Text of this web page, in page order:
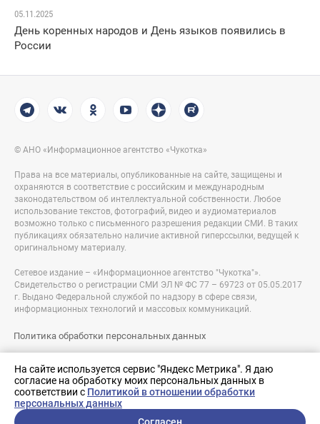
На сайте используется сервис "Яндекс Метрика". Я даю
согласие на обработку моих персональных данных в
соответствии с Политикой в отношении обработки
персональных данных
05.11.2025
День коренных народов и День языков появились в
России
© АНО «Информационное агентство «Чукотка»
Права на все материалы, опубликованные на сайте, защищены и
охраняются в соответствие с российским и международным
законодательством об интеллектуальной собственности. Любое
использование текстов, фотографий, видео и аудиоматериалов
возможно только с письменного разрешения редакции СМИ. В таких
публикациях обязательно наличие активной гиперссылки, ведущей к
оригинальному материалу.
Сетевое издание – «Информационное агентство "Чукотка"».
Свидетельство о регистрации СМИ ЭЛ № ФС 77 – 69723 от 05.05.2017
г. Выдано Федеральной службой по надзору в сфере связи,
информационных технологий и массовых коммуникаций.
Политика обработки персональных данных
Разработка сайта:
nologostudio.ru